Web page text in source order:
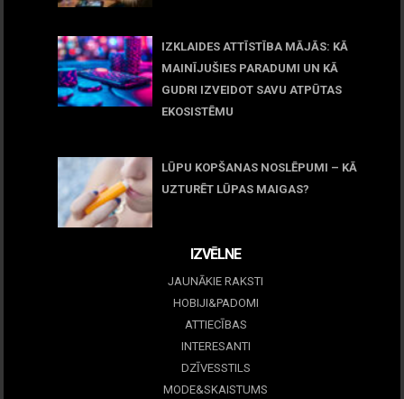
IZKLAIDES ATTĪSTĪBA MĀJĀS: KĀ
MAINĪJUŠIES PARADUMI UN KĀ
GUDRI IZVEIDOT SAVU ATPŪTAS
EKOSISTĒMU
LŪPU KOPŠANAS NOSLĒPUMI – KĀ
UZTURĒT LŪPAS MAIGAS?
IZVĒLNE
JAUNĀKIE RAKSTI
HOBIJI&PADOMI
ATTIECĪBAS
INTERESANTI
DZĪVESSTILS
MODE&SKAISTUMS